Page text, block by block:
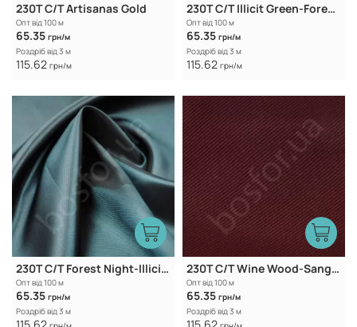
230T C/T Artisanas Gold
Опт від 100 м
65.35 грн/м
Роздріб від 3 м
115.62 грн/м
230T C/T Illicit Green-Forest Night
Опт від 100 м
65.35 грн/м
Роздріб від 3 м
115.62 грн/м
230T C/T Forest Night-Illicit Green
Опт від 100 м
65.35 грн/м
Роздріб від 3 м
115.62
230T C/T Wine Wood-Sangria
Опт від 100 м
65.35 грн/м
Роздріб від 3 м
115.62